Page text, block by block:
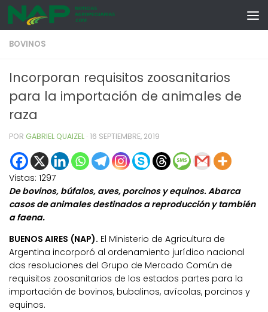
Skip to content
BOVINOS
Incorporan requisitos zoosanitarios
para la importación de animales de
raza
POR GABRIEL QUAIZEL · 16 SEPTIEMBRE, 2019
Vistas: 1297
De bovinos, búfalos, aves, porcinos y equinos. Abarca
casos de animales destinados a reproducción y también
a faena.
BUENOS AIRES (NAP). El Ministerio de Agricultura de
Argentina incorporó al ordenamiento jurídico nacional
dos resoluciones del Grupo de Mercado Común de
requisitos zoosanitarios de los estados partes para la
importación de bovinos, bubalinos, avícolas, porcinos y
equinos.